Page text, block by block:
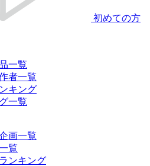
初めての方
一覧
者一覧
キング
一覧
画一覧
覧
ンキング